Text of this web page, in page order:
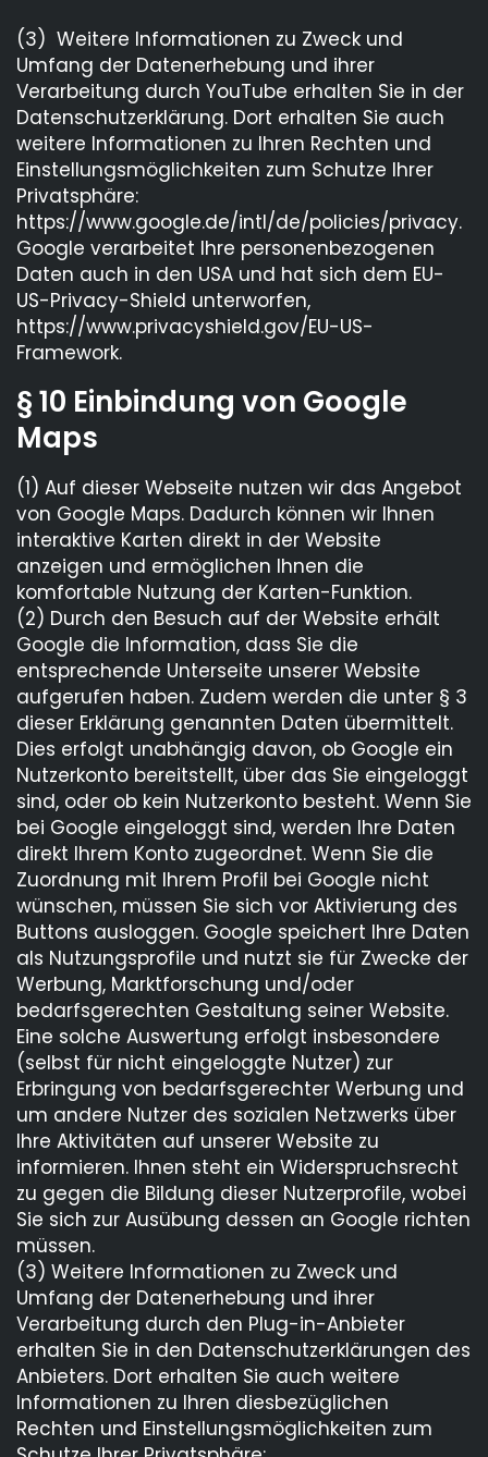
(3) Weitere Informationen zu Zweck und
Umfang der Datenerhebung und ihrer
Verarbeitung durch YouTube erhalten Sie in der
Datenschutzerklärung. Dort erhalten Sie auch
weitere Informationen zu Ihren Rechten und
Einstellungsmöglichkeiten zum Schutze Ihrer
Privatsphäre:
https://www.google.de/intl/de/policies/privacy.
Google verarbeitet Ihre personenbezogenen
Daten auch in den USA und hat sich dem EU-
US-Privacy-Shield unterworfen,
https://www.privacyshield.gov/EU-US-
Framework.
§ 10 Einbindung von Google
Maps
(1) Auf dieser Webseite nutzen wir das Angebot
von Google Maps. Dadurch können wir Ihnen
interaktive Karten direkt in der Website
anzeigen und ermöglichen Ihnen die
komfortable Nutzung der Karten-Funktion.
(2) Durch den Besuch auf der Website erhält
Google die Information, dass Sie die
entsprechende Unterseite unserer Website
aufgerufen haben. Zudem werden die unter § 3
dieser Erklärung genannten Daten übermittelt.
Dies erfolgt unabhängig davon, ob Google ein
Nutzerkonto bereitstellt, über das Sie eingeloggt
sind, oder ob kein Nutzerkonto besteht. Wenn Sie
bei Google eingeloggt sind, werden Ihre Daten
direkt Ihrem Konto zugeordnet. Wenn Sie die
Zuordnung mit Ihrem Profil bei Google nicht
wünschen, müssen Sie sich vor Aktivierung des
Buttons ausloggen. Google speichert Ihre Daten
als Nutzungsprofile und nutzt sie für Zwecke der
Werbung, Marktforschung und/oder
bedarfsgerechten Gestaltung seiner Website.
Eine solche Auswertung erfolgt insbesondere
(selbst für nicht eingeloggte Nutzer) zur
Erbringung von bedarfsgerechter Werbung und
um andere Nutzer des sozialen Netzwerks über
Ihre Aktivitäten auf unserer Website zu
informieren. Ihnen steht ein Widerspruchsrecht
zu gegen die Bildung dieser Nutzerprofile, wobei
Sie sich zur Ausübung dessen an Google richten
müssen.
(3) Weitere Informationen zu Zweck und
Umfang der Datenerhebung und ihrer
Verarbeitung durch den Plug-in-Anbieter
erhalten Sie in den Datenschutzerklärungen des
Anbieters. Dort erhalten Sie auch weitere
Informationen zu Ihren diesbezüglichen
Rechten und Einstellungsmöglichkeiten zum